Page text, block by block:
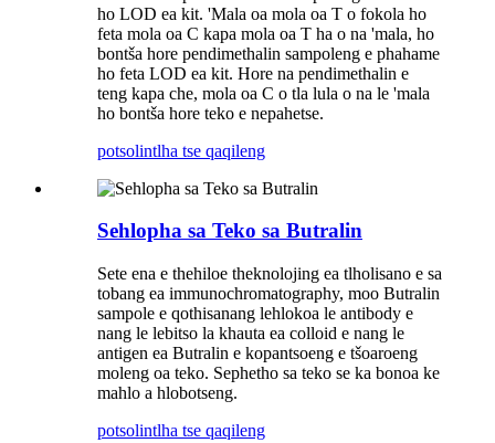
ho LOD ea kit. 'Mala oa mola oa T o fokola ho
feta mola oa C kapa mola oa T ha o na 'mala, ho
bontša hore pendimethalin sampoleng e phahame
ho feta LOD ea kit. Hore na pendimethalin e
teng kapa che, mola oa C o tla lula o na le 'mala
ho bontša hore teko e nepahetse.
potsolintlha tse qaqileng
Sehlopha sa Teko sa Butralin
Sete ena e thehiloe theknolojing ea tlholisano e sa
tobang ea immunochromatography, moo Butralin
sampole e qothisanang lehlokoa le antibody e
nang le lebitso la khauta ea colloid e nang le
antigen ea Butralin e kopantsoeng e tšoaroeng
moleng oa teko. Sephetho sa teko se ka bonoa ke
mahlo a hlobotseng.
potsolintlha tse qaqileng